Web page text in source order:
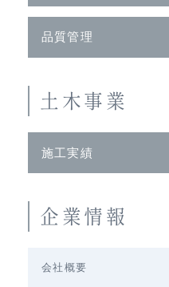
品質管理
土木事業
施工実績
企業情報
会社概要